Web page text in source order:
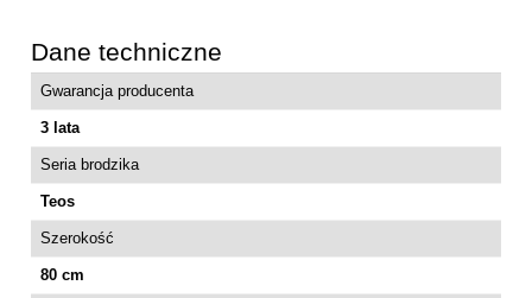
Dane techniczne
Gwarancja producenta
3 lata
Seria brodzika
Teos
Szerokość
80 cm